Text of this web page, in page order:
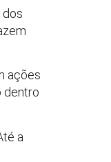
dos
ações
dentro
a